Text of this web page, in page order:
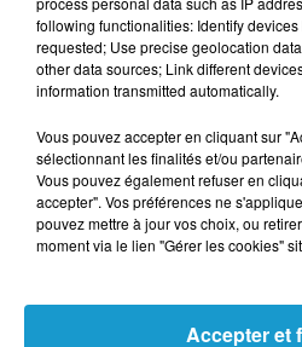
Sébastien Lecornu
extinction"plutôt que de
d’engagement citoyen",
restent flous, et dont
l’instant été annoncé.
la création prochaine
volontaire, destiné aux
following functionalities: Identify
requested; Use precise geolocation
other data sources; Link different
information transmitted automatically.
Vous pouvez accepter en cliquant sur
sélectionnant les finalités et/ou
Vous pouvez également refuser en
accepter". Vos préférences ne
pouvez mettre à jour vos choix, ou
moment via le lien "Gérer les cookies"
Accepter et